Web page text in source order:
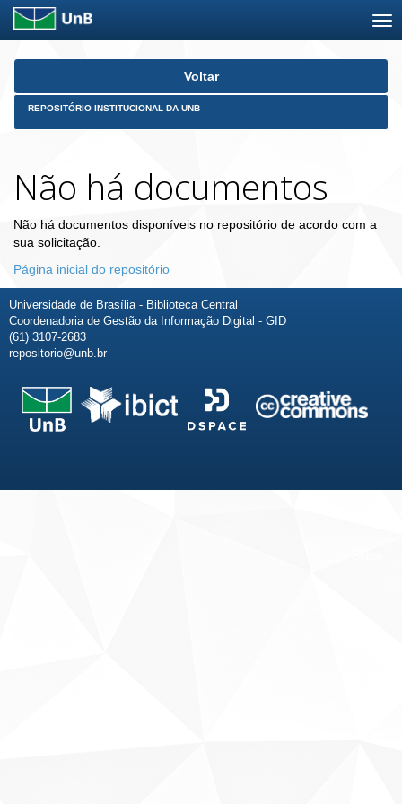
Skip
Voltar
REPOSITÓRIO INSTITUCIONAL DA UNB
Não há documentos
Não há documentos disponíveis no repositório de acordo com a
sua solicitação.
Página inicial do repositório
Universidade de Brasília - Biblioteca Central
Coordenadoria de Gestão da Informação Digital - GID
(61) 3107-2683
repositorio@unb.br